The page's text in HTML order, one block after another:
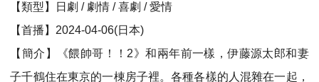
【類型】日劇 / 劇情 / 喜劇 / 愛情
【首播】2024-04-06(日本)
【簡介】《餵帥哥！！2》和兩年前一樣，伊藤源太郎和妻
子千鶴住在東京的一棟房子裡。各種各樣的人混雜在一起，